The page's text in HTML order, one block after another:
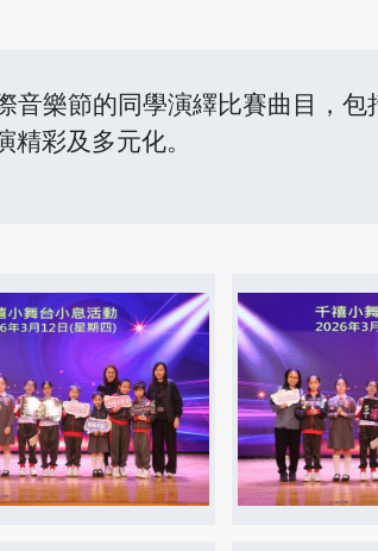
音樂節的同學演繹比賽曲目，
彩及多元化。